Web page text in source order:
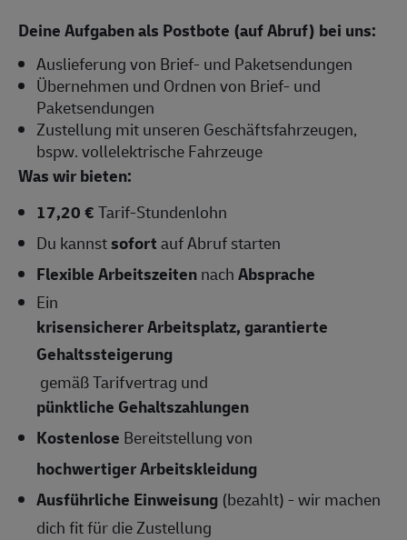
Deine Aufgaben als Postbote (auf Abruf) bei uns:
Auslieferung von Brief- und Paketsendungen
Übernehmen und Ordnen von Brief- und
Paketsendungen
Zustellung mit unseren Geschäftsfahrzeugen,
bspw. vollelektrische Fahrzeuge
Was wir bieten:
17,20 €Tarif-Stundenlohn
Du kannstsofortauf Abruf starten
Flexible ArbeitszeitennachAbsprache
Ein
krisensicherer Arbeitsplatz, garantierte
Gehaltssteigerung
gemäß Tarifvertrag und
pünktliche Gehaltszahlungen
Kostenlose Bereitstellung von
hochwertiger Arbeitskleidung
Ausführliche Einweisung (bezahlt) - wir machen
dich fit für die Zustellung